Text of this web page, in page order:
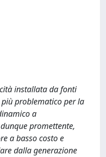
installata da fonti
problematico per la
a
promettente,
a basso costo e
dalla generazione